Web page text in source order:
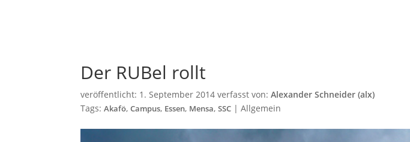
Der RUBel rollt
veröffentlicht: 1. September 2014 verfasst von:Alexander Schneider (alx)
Tags:Akafö,Campus, Essen, Mensa,SSC |Allgemein